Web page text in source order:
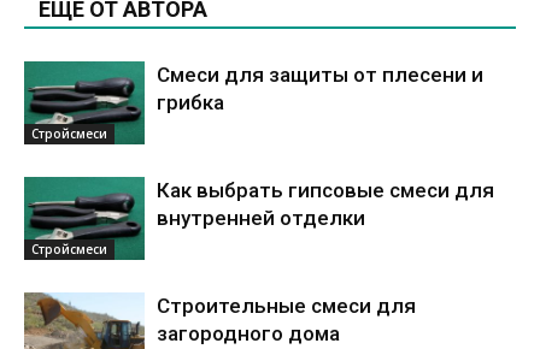
ЕЩЕ ОТ АВТОРА
Стройсмеси
Смеси для защиты от плесени и
грибка
Стройсмеси
Как выбрать гипсовые смеси для
внутренней отделки
Строительные смеси для
загородного дома